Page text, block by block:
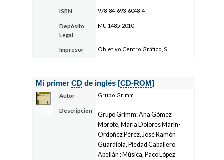
ISBN 978-84-693-6048-4
Depósito
Legal
MU 1485-2010
Impresor Objetivo Centro Gráfico, S.L.
Mi primerCD de inglés [CD-ROM]
Autor Grupo Grimm
Descripción
Grupo Grimm: Ana Gómez
Morote, María Dolores Marín-
Ordoñez Pérez, José Ramón
Guardiola, Piedad Caballero
Abellán ; Música, Paco López